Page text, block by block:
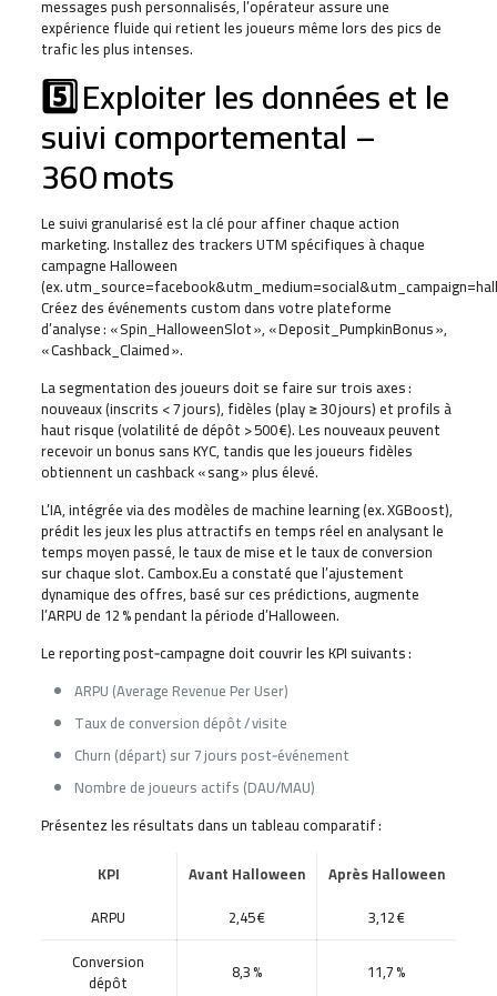
messages push personnalisés, l’opérateur assure une
expérience fluide qui retient les joueurs même lors des pics de
trafic les plus intenses.
5️⃣ Exploiter les données et le
suivi comportemental –
360 mots
Le suivi granularisé est la clé pour affiner chaque action
marketing. Installez des trackers UTM spécifiques à chaque
campagne Halloween
(ex.
Créez des événements custom dans votre plateforme
d’analyse : « Spin_HalloweenSlot », « Deposit_PumpkinBonus »,
« Cashback_Claimed ».
La segmentation des joueurs doit se faire sur trois axes :
nouveaux (inscrits < 7 jours), fidèles (play ≥ 30 jours) et profils à
haut risque (volatilité de dépôt > 500 €). Les nouveaux peuvent
recevoir un bonus sans KYC, tandis que les joueurs fidèles
obtiennent un cashback « sang » plus élevé.
L’IA, intégrée via des modèles de machine learning (ex. XGBoost),
prédit les jeux les plus attractifs en temps réel en analysant le
temps moyen passé, le taux de mise et le taux de conversion
sur chaque slot. Cambox.Eu a constaté que l’ajustement
dynamique des offres, basé sur ces prédictions, augmente
l’ARPU de 12 % pendant la période d’Halloween.
Le reporting post‑campagne doit couvrir les KPI suivants :
ARPU (Average Revenue Per User)
Taux de conversion dépôt / visite
Churn (départ) sur 7 jours post‑événement
Nombre de joueurs actifs (DAU/MAU)
Présentez les résultats dans un tableau comparatif :
KPI
Avant Halloween
Après Halloween
ARPU
2,45 €
3,12 €
Conversion
dépôt 8,3 % 11,7 %